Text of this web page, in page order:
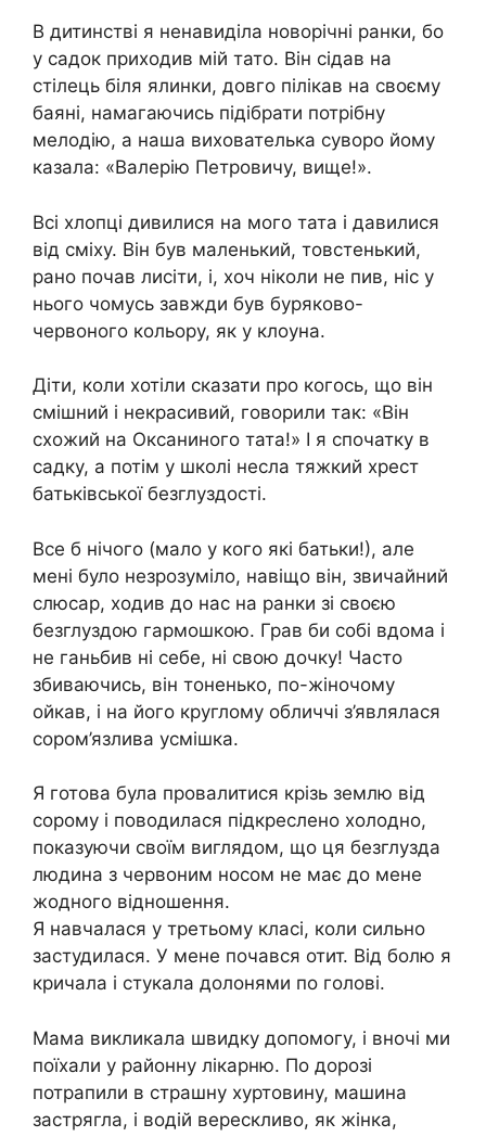
В дитинстві я ненавиділа новорічні ранки, бо
у садок приходив мій тато. Він сідав на
стілець біля ялинки, довго пілікав на своєму
баяні, намагаючись підібрати потрібну
мелодію, а наша вихователька суворо йому
казала: «Валерію Петровичу, вище!».
Всі хлопці дивилися на мого тата і давилися
від сміху. Він був маленький, товстенький,
рано почав лисіти, і, хоч ніколи не пив, ніс у
нього чомусь завжди був буряково-
червоного кольору, як у клоуна.
Діти, коли хотіли сказати про когось, що він
смішний і некрасивий, говорили так: «Він
схожий на Оксаниного тата!» І я спочатку в
садку, а потім у школі несла тяжкий хрест
батьківської безглуздості.
Все б нічого (мало у кого які батьки!), але
мені було незрозуміло, навіщо він, звичайний
слюсар, ходив до нас на ранки зі своєю
безглуздою гармошкою. Грав би собі вдома і
не ганьбив ні себе, ні свою дочку! Часто
збиваючись, він тоненько, по-жіночому
ойкав, і на його круглому обличчі з’являлася
сором’язлива усмішка.
Я готова була провалитися крізь землю від
сорому і поводилася підкреслено холодно,
показуючи своїм виглядом, що ця безглузда
людина з червоним носом не має до мене
жодного відношення.
Я навчалася у третьому класі, коли сильно
застудилася. У мене почався отит. Від болю я
кричала і стукала долонями по голові.
Мама викликала швидку допомогу, і вночі ми
поїхали у районну лікарню. По дорозі
потрапили в страшну хуртовину, машина
застрягла, і водій верескливо, як жінка,